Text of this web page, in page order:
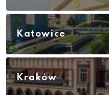
Katowice
Kraków